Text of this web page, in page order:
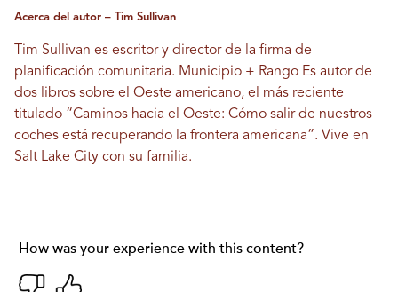
Acerca del autor – Tim Sullivan
Tim Sullivan es escritor y director de la firma de
planificación comunitaria. Municipio + Rango Es autor de
dos libros sobre el Oeste americano, el más reciente
titulado “Caminos hacia el Oeste: Cómo salir de nuestros
coches está recuperando la frontera americana”. Vive en
Salt Lake City con su familia.